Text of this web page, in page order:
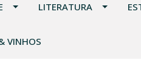
LITERATURA
VINHOS